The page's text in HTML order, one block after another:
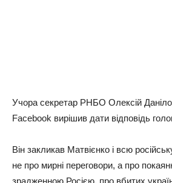
Учора секретар РНБО Олексій
Facebook вирішив дати відповідь
Він закликав Матвієнко і всю
не про мирні переговори, а про
зрадженною Росією, про вбитих